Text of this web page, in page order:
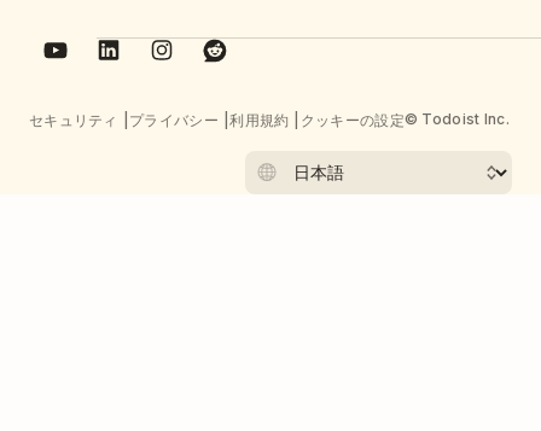
セキュリティ プライバシー 利用規約 クッキーの設定© Todoist Inc.